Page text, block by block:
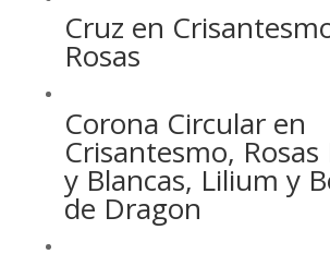
Cruz en
Rosas
Corona Circular en
Crisantesmo, Rosas
y Blancas, Lilium y
de Dragon